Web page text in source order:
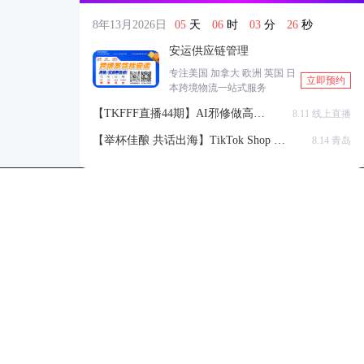
8年13月2026日 05 天 06 时 03 分 25 秒
安运供应链管理
专注美国 加拿大 欧洲 英国 日
本跨境物流一站式服务
立即预约
【TKFFF直播44期】AI邪修做高点
带货视频
8.11 线上直播
【举杯佳酿 共话出海】TikTok Shop 全
8.14 青岛